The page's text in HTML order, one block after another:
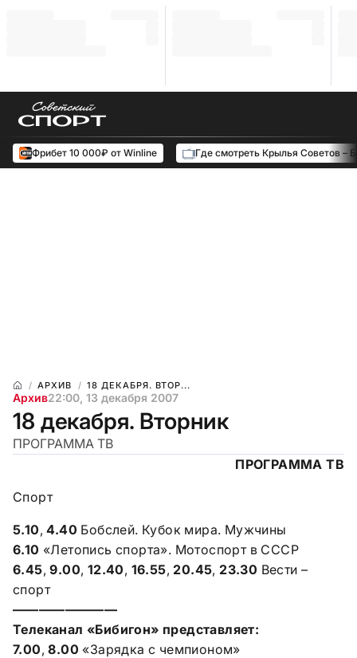
Фрибет 10 000₽ от Winline Где смотреть Крылья Советов –
АРХИВ 18 ДЕКАБРЯ. ВТОР...
Архив22:00, 13 декабря 2007
18 декабря. Вторник
ПРОГРАММА ТВ
ПРОГРАММА ТВ
Спорт
5.10, 4.40 Бобслей. Кубок мира. Мужчины
6.10 «Летопись спорта». Мотоспорт в СССР
6.45, 9.00, 12.40, 16.55, 20.45, 23.30 Вести –
спорт
————————
Телеканал «Бибигон» представляет:
7.00, 8.00 «Зарядка с чемпионом»